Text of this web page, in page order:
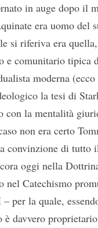
in auge dopo il
era uomo del
si riferiva era
e comunitario tipica
moderna
la tesi di
con la mentalità
non era certo
convinzione di tutto
oggi nella
nel Catechismo
per la quale,
è davvero